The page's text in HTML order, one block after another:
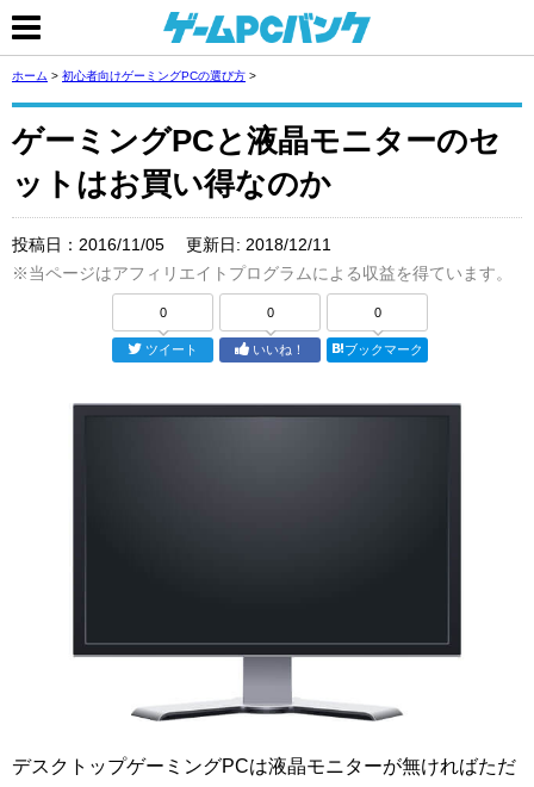
ホーム > 初心者向けゲーミングPCの選び方 >
ゲーミングPCと液晶モニターのセ
ットはお買い得なのか
投稿日： 2016/11/05 更新日: 2018/12/11
※当ページはアフィリエイトプログラムによる収益を得ています。
0
ツイート
0
いいね！
0
ブックマーク
デスクトップゲーミングPCは液晶モニターが無ければただ